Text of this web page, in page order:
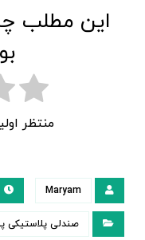
این مطلب چه
منتظر
Maryam
صندلی پلاستیکی